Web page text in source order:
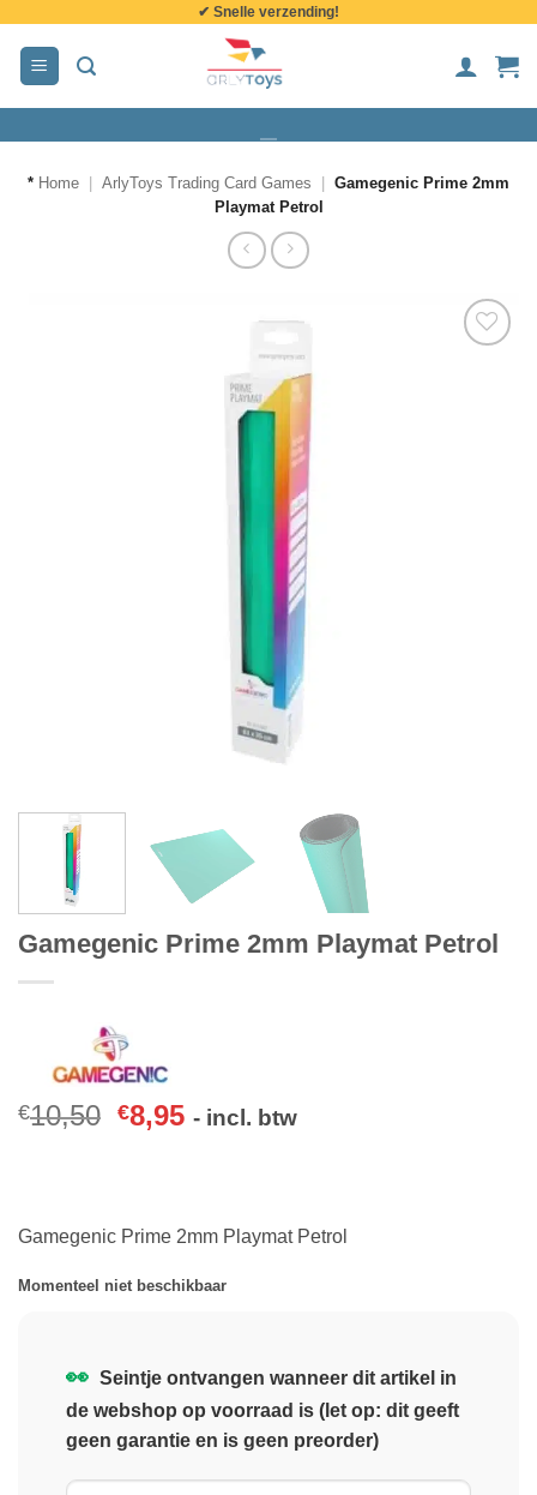
inhoud
✔ Snelle verzending!
* Home ArlyToys Trading Card Games
Gamegenic Prime 2mm
Playmat Petrol
Gamegenic Prime 2mm Playmat Petrol
€10,50 €8,95 - incl. btw
Gamegenic Prime 2mm Playmat Petrol
Momenteel niet beschikbaar
👀 Seintje ontvangen wanneer dit artikel in
de webshop op voorraad is (let op: dit geeft
geen garantie en is geen preorder)